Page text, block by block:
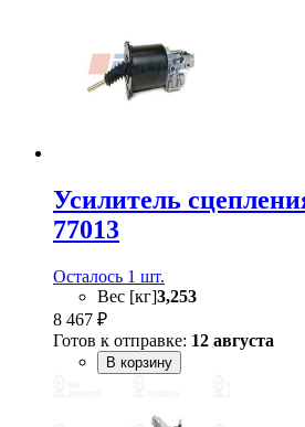
Усилитель
77013
Осталось 1 шт.
Вес [кг]3,253
8 467 ₽
Готов к отправке: 12 августа
В корзину